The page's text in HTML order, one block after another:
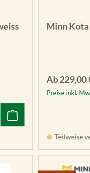
Minn
Regulärer
Ab229,00
Preise inkl.
Teilweise